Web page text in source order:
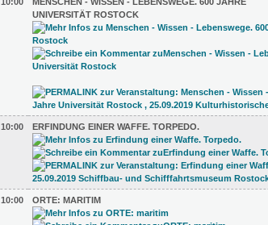
UNIVERSITÄT ROSTOCK
10:00 ERFINDUNG EINER WAFFE. TORPEDO.
10:00 ORTE: MARITIM